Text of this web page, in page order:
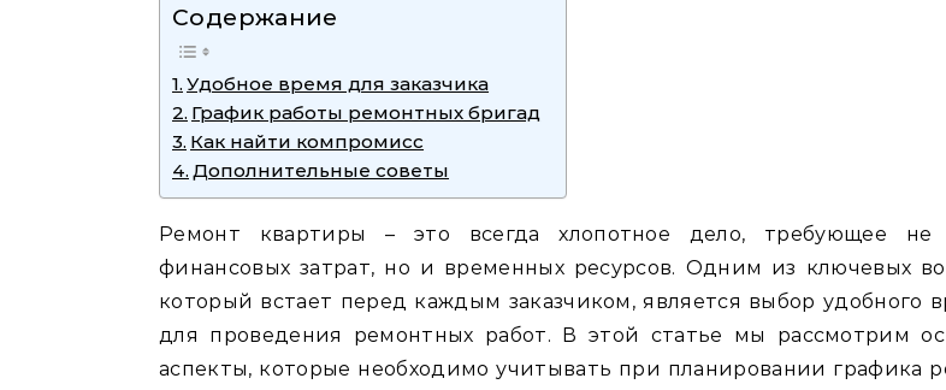
Содержание
Удобное время для заказчика
График работы ремонтных бригад
Как найти компромисс
Дополнительные советы
Ремонт квартиры – это всегда хлопотное дело, требующее не
финансовых затрат, но и временных ресурсов. Одним из ключевых
который встает перед каждым заказчиком, является выбор удобного
для проведения ремонтных работ. В этой статье мы рассмотрим
аспекты, которые необходимо учитывать при планировании графика